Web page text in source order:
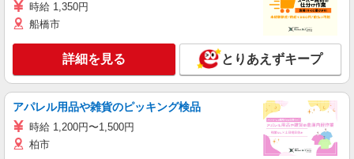
時給 1,350円
船橋市
詳細を見る とりあえずキープ
アパレル用品や雑貨のピッキング検品
時給 1,200円〜1,500円
柏市